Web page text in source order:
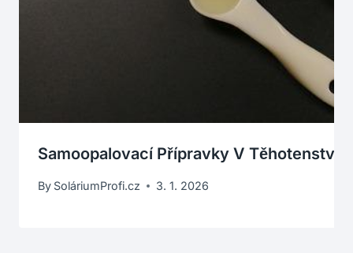
Samoopalovací Přípravky V Těhotenství:
By SoláriumProfi.cz 3. 1. 2026